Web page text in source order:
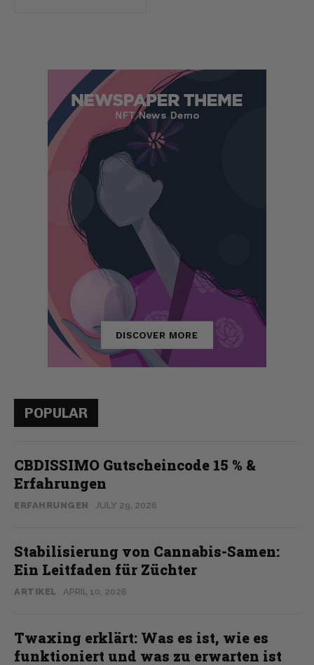
POPULAR
CBDISSIMO Gutscheincode 15 % &
Erfahrungen
ERFAHRUNGEN JULY 29, 2026
Stabilisierung von Cannabis-Samen:
Ein Leitfaden für Züchter
ARTIKEL APRIL 10, 2026
Twaxing erklärt: Was es ist, wie es
funktioniert und was zu erwarten ist